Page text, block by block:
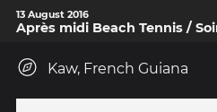
13 August 2016
Après midi Beach Tennis /
Kaw, French Guiana